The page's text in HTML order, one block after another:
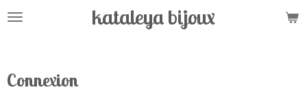
Passer
kataleya bijoux
Connexion